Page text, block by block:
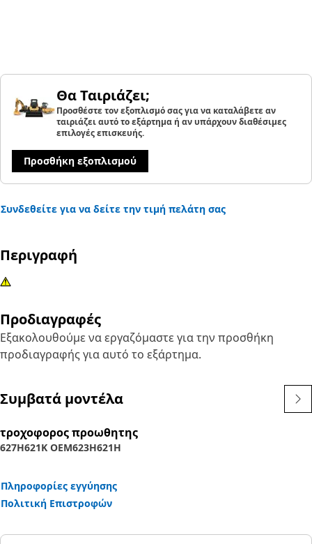
Θα Ταιριάζει;
Προσθέστε τον εξοπλισμό σας για να καταλάβετε αν
ταιριάζει αυτό το εξάρτημα ή αν υπάρχουν διαθέσιμες
επιλογές επισκευής.
Προσθήκη εξοπλισμού
Συνδεθείτε για να δείτε την τιμή πελάτη σας
Περιγραφή
Προδιαγραφές
Εξακολουθούμε να εργαζόμαστε για την προσθήκη
προδιαγραφής για αυτό το εξάρτημα.
Συμβατά μοντέλα
τροχοφορος προωθητης
627H621K OEM623H621H
Πληροφορίες εγγύησης
Πολιτική Επιστροφών